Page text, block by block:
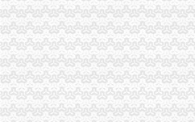
2010中国重庆.青年人才论坛工商系统分
落实创先争优活动“一讲二评三公示”重
大渡口局建立四项制度确保“一讲二评
璧山局重庆代办公司采取四举措应战高
江北局落实“七个要”重庆税务注销有序
九龙坡局突出“三个注重”重庆代办公司
万州区个教育培训类商标被认定为重庆